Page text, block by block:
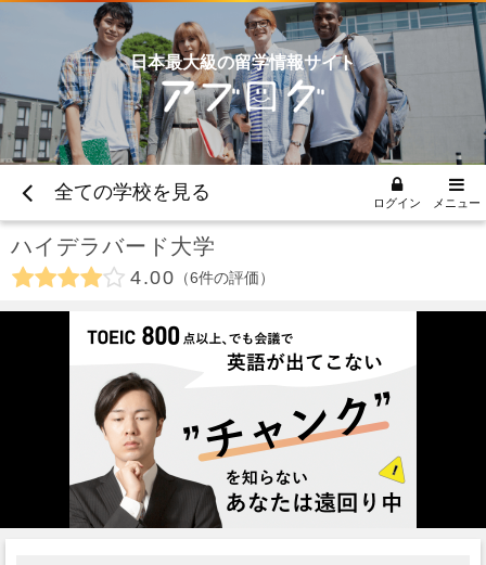
日本最大級の留学情報サイト
全ての学校を見る ログイン メニュー
ハイデラバード大学
4.00 6件の評価